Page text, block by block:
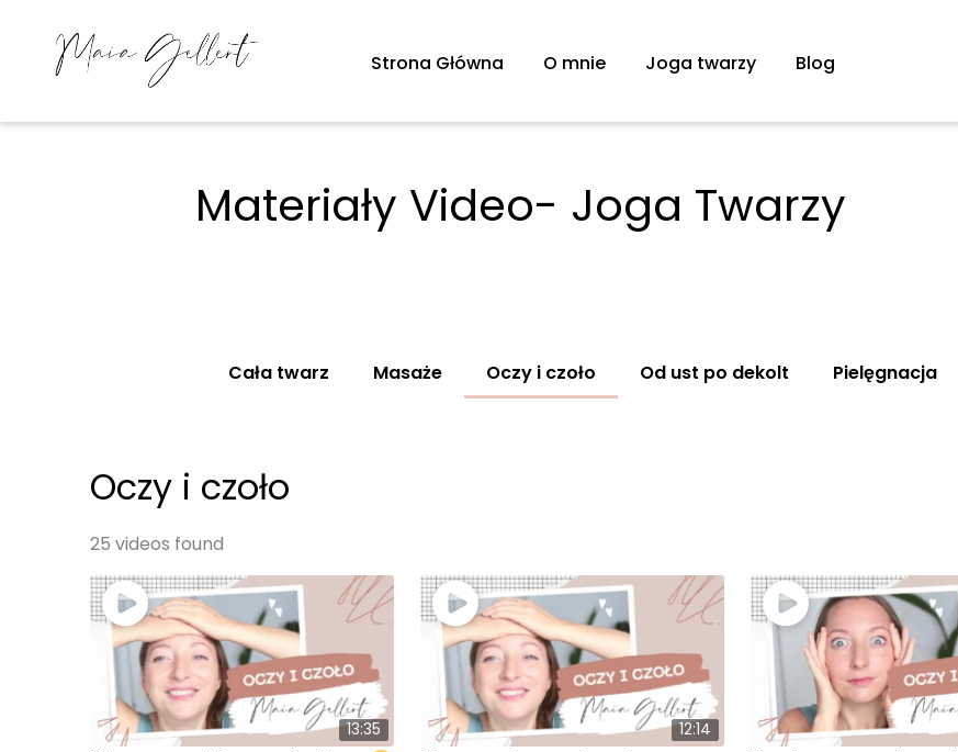
Strona Główna O mnie Joga twarzy Blog
Materiały Video- Joga Twarzy
Cała twarz Masaże Oczy i czoło Od ust po dekolt Pielęgnacja
Oczy i czoło
25 videos found
13:35 12:14